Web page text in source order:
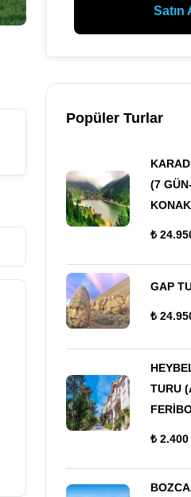
Satın
Popüler Turlar
(7
₺
GAP
₺
TURU
₺ 2.400